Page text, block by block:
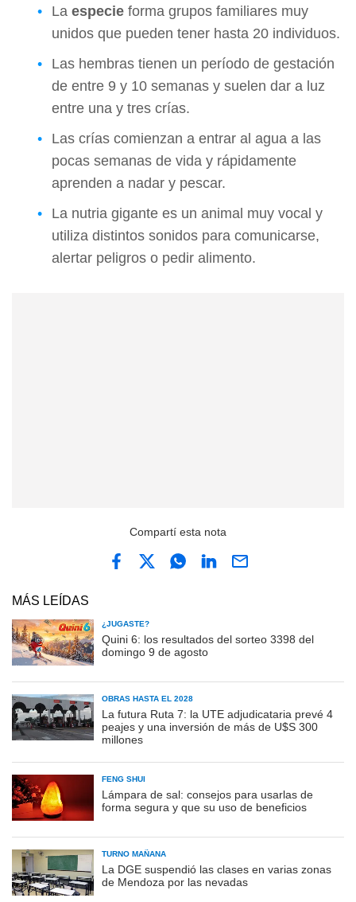
La especie forma grupos familiares muy
unidos que pueden tener hasta 20 individuos.
Las hembras tienen un período de gestación
de entre 9 y 10 semanas y suelen dar a luz
entre una y tres crías.
Las crías comienzan a entrar al agua a las
pocas semanas de vida y rápidamente
aprenden a nadar y pescar.
La nutria gigante es un animal muy vocal y
utiliza distintos sonidos para comunicarse,
alertar peligros o pedir alimento.
MÁS LEÍDAS
¿JUGASTE?
Quini 6: los resultados del sorteo 3398 del
domingo 9 de agosto
OBRAS HASTA EL 2028
La futura Ruta 7: la UTE adjudicataria prevé 4
peajes y una inversión de más de U$S 300
millones
FENG SHUI
Lámpara de sal: consejos para usarlas de
forma segura y que su uso de beneficios
TURNO MAÑANA
La DGE suspendió las clases en varias zonas
de Mendoza por las nevadas